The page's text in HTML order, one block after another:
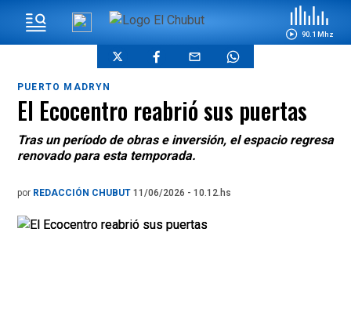
90.1 Mhz
PUERTO MADRYN
El Ecocentro reabrió sus puertas
Tras un período de obras e inversión, el espacio regresa
renovado para esta temporada.
por REDACCIÓN CHUBUT 11/06/2026 - 10.12.hs